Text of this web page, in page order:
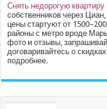
Снять недорогую
собственников через
цены стартуют от
районы с метро вроде
фото и отзывы,
договаривайтесь о
подробнее.